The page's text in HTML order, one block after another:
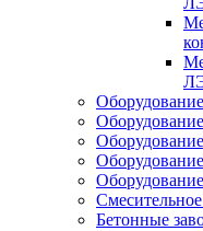
Бетонные